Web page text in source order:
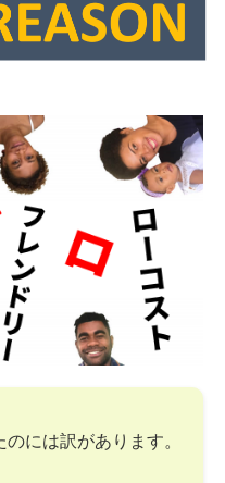
には訳があります。